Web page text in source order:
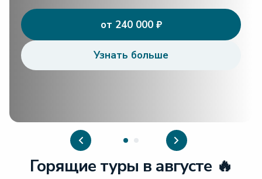
от 240 000 ₽
Узнать больше
Горящие туры в августе 🔥